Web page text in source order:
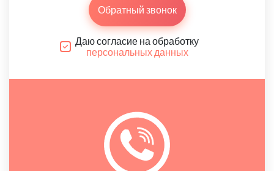
Обратный звонок
Даю согласие на обработку
персональных данных